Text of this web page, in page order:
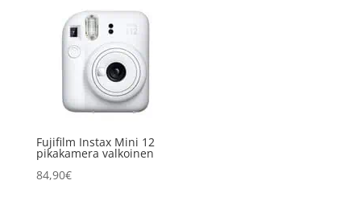
Fujifilm Instax Mini 12
pikakamera valkoinen
84,90€